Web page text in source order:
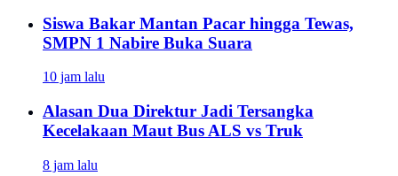
Siswa Bakar Mantan Pacar hingga Tewas,
SMPN 1 Nabire Buka Suara
10 jam lalu
Alasan Dua Direktur Jadi Tersangka
Kecelakaan Maut Bus ALS vs Truk
8 jam lalu